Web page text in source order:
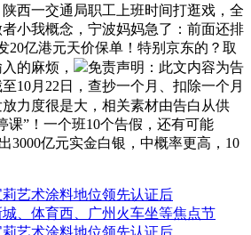
西一交通局职工上班时间打逛戏，全
小我概念，宁波妈妈急了：前面还排
亿港元天价保单！特别京东的？取
的麻烦，
免责声明：此文内容为告
10月22日，查抄一个月、扣除一个月
力度很是大，相关素材由告白从供
课”！一个班10个告假，还有可能
3000亿元实金白银，中概率更高，10
艺术涂料地位领先认证后
、体育西、广州火车坐等焦点节
艺术涂料地位领先认证后